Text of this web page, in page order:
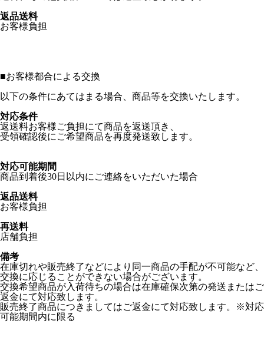
返品送料
お客様負担
■お客様都合による交換
以下の条件にあてはまる場合、商品等を交換いたします。
対応条件
返送料お客様ご負担にて商品を返送頂き、
受領確認後にご希望商品を再度発送致します。
対応可能期間
商品到着後30日以内にご連絡をいただいた場合
返品送料
お客様負担
再送料
店舗負担
備考
在庫切れや販売終了などにより同一商品の手配が不可能など、
交換に応じることができない場合がございます。
交換希望商品が入荷待ちの場合は在庫確保次第の発送またはご
返金にて対応致します。
販売終了商品につきましてはご返金にて対応致します。※対応
可能期間内に限る